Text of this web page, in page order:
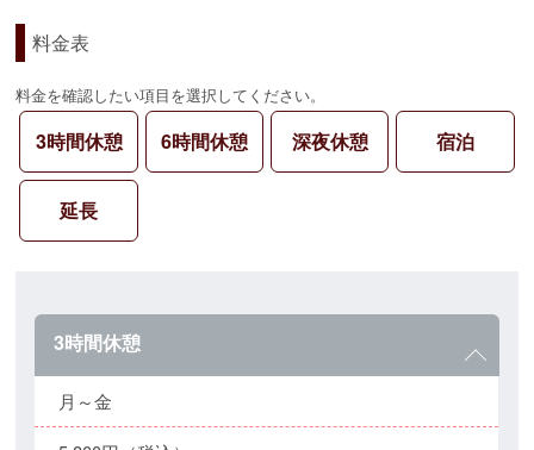
料金表
料金を確認したい項目を選択してください。
3時間休憩 6時間休憩 深夜休憩 宿泊
延長
3時間休憩
月～金